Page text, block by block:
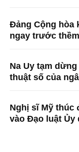
Đảng Cộng hòa
ngay trước
Na Uy tạm
thuật số của
Nghị sĩ Mỹ thúc
vào Đạo luật Ủy